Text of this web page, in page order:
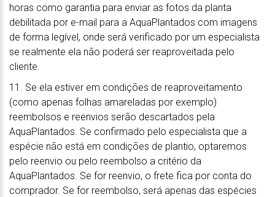
horas como garantia para enviar as fotos da planta
debilitada por e-mail para a AquaPlantados com imagens
de forma legível, onde será verificado por um especialista
se realmente ela não poderá ser reaproveitada pelo
cliente.
11. Se ela estiver em condições de reaproveitamento
(como apenas folhas amareladas por exemplo)
reembolsos e reenvios serão descartados pela
AquaPlantados. Se confirmado pelo especialista que a
espécie não está em condições de plantio, optaremos
pelo reenvio ou pelo reembolso a critério da
AquaPlantados. Se for reenvio, o frete fica por conta do
comprador. Se for reembolso, será apenas das espécies